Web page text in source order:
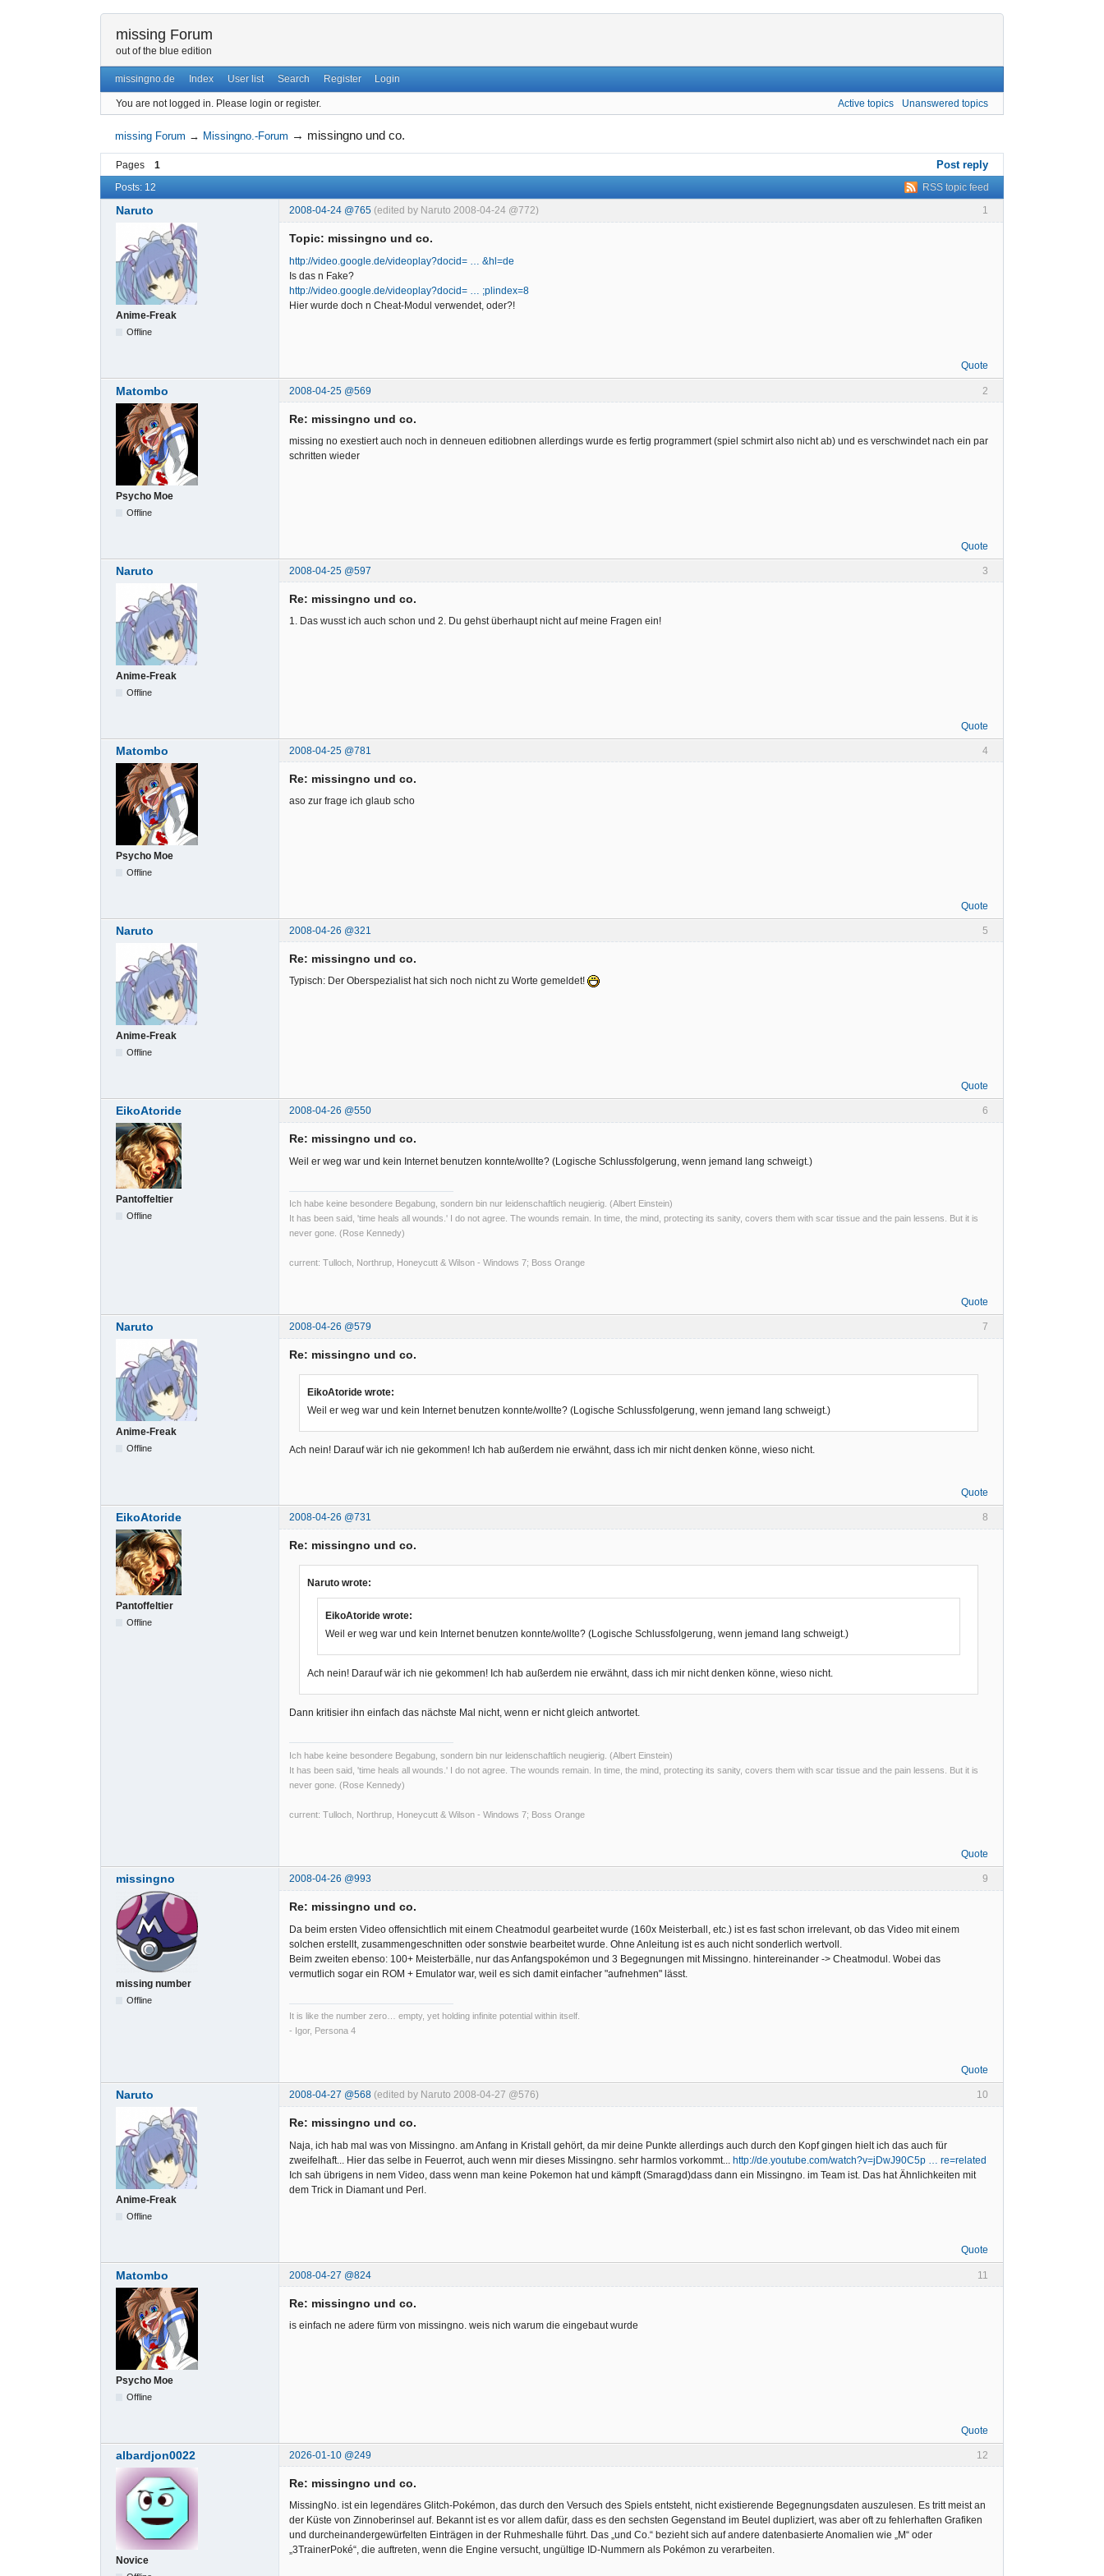
missing Forum
out of the blue edition
missingno.de Index User list Search Register Login
You are not logged in. Please login or register. Active topics Unanswered topics
missing Forum → Missingno.-Forum → missingno und co.
Pages 1 Post reply
RSS topic feed
Posts: 12
1
Naruto 2008-04-24 @765 (edited by Naruto 2008-04-24 @772)
Anime-Freak
Offline
Topic: missingno und co.
http://video.google.de/videoplay?docid= … &hl=de
Is das n Fake?
http://video.google.de/videoplay?docid= … ;plindex=8
Hier wurde doch n Cheat-Modul verwendet, oder?!
Quote
2
Matombo 2008-04-25 @569
Psycho Moe
Offline
Re: missingno und co.
missing no exestiert auch noch in denneuen editiobnen allerdings wurde es fertig programmert (spiel schmirt also nicht ab) und es verschwindet nach ein par
schritten wieder
Quote
3
Naruto 2008-04-25 @597
Anime-Freak
Offline
Re: missingno und co.
1. Das wusst ich auch schon und 2. Du gehst überhaupt nicht auf meine Fragen ein!
Quote
4
Matombo 2008-04-25 @781
Psycho Moe
Offline
Re: missingno und co.
aso zur frage ich glaub scho
Quote
5
Naruto 2008-04-26 @321
Anime-Freak
Offline
Re: missingno und co.
Typisch: Der Oberspezialist hat sich noch nicht zu Worte gemeldet!
Quote
6
EikoAtoride 2008-04-26 @550
Pantoffeltier
Offline
Re: missingno und co.
Weil er weg war und kein Internet benutzen konnte/wollte? (Logische Schlussfolgerung, wenn jemand lang schweigt.)
Ich habe keine besondere Begabung, sondern bin nur leidenschaftlich neugierig. (Albert Einstein)
It has been said, 'time heals all wounds.' I do not agree. The wounds remain. In time, the mind, protecting its sanity, covers them with scar tissue and the pain lessens. But it is
never gone. (Rose Kennedy)
current: Tulloch, Northrup, Honeycutt & Wilson - Windows 7; Boss Orange
Quote
7
Naruto 2008-04-26 @579
Anime-Freak
Offline
Re: missingno und co.
EikoAtoride wrote:
Weil er weg war und kein Internet benutzen konnte/wollte? (Logische Schlussfolgerung, wenn jemand lang schweigt.)
Ach nein! Darauf wär ich nie gekommen! Ich hab außerdem nie erwähnt, dass ich mir nicht denken könne, wieso nicht.
Quote
8
EikoAtoride 2008-04-26 @731
Pantoffeltier
Offline
Re: missingno und co.
Naruto wrote:
EikoAtoride wrote:
Weil er weg war und kein Internet benutzen konnte/wollte? (Logische Schlussfolgerung, wenn jemand lang schweigt.)
Ach nein! Darauf wär ich nie gekommen! Ich hab außerdem nie erwähnt, dass ich mir nicht denken könne, wieso nicht.
Dann kritisier ihn einfach das nächste Mal nicht, wenn er nicht gleich antwortet.
Ich habe keine besondere Begabung, sondern bin nur leidenschaftlich neugierig. (Albert Einstein)
It has been said, 'time heals all wounds.' I do not agree. The wounds remain. In time, the mind, protecting its sanity, covers them with scar tissue and the pain lessens. But it is
never gone. (Rose Kennedy)
current: Tulloch, Northrup, Honeycutt & Wilson - Windows 7; Boss Orange
Quote
9
missingno 2008-04-26 @993
missing number
Offline
Re: missingno und co.
Da beim ersten Video offensichtlich mit einem Cheatmodul gearbeitet wurde (160x Meisterball, etc.) ist es fast schon irrelevant, ob das Video mit einem
solchen erstellt, zusammengeschnitten oder sonstwie bearbeitet wurde. Ohne Anleitung ist es auch nicht sonderlich wertvoll.
Beim zweiten ebenso: 100+ Meisterbälle, nur das Anfangspokémon und 3 Begegnungen mit Missingno. hintereinander -> Cheatmodul. Wobei das
vermutlich sogar ein ROM + Emulator war, weil es sich damit einfacher "aufnehmen" lässt.
It is like the number zero… empty, yet holding infinite potential within itself.
- Igor, Persona 4
Quote
10
Naruto 2008-04-27 @568 (edited by Naruto 2008-04-27 @576)
Anime-Freak
Offline
Re: missingno und co.
Naja, ich hab mal was von Missingno. am Anfang in Kristall gehört, da mir deine Punkte allerdings auch durch den Kopf gingen hielt ich das auch für
zweifelhaft... Hier das selbe in Feuerrot, auch wenn mir dieses Missingno. sehr harmlos vorkommt... http://de.youtube.com/watch?v=jDwJ90C5p … re=related
Ich sah übrigens in nem Video, dass wenn man keine Pokemon hat und kämpft (Smaragd)dass dann ein Missingno. im Team ist. Das hat Ähnlichkeiten mit
dem Trick in Diamant und Perl.
Quote
11
Matombo 2008-04-27 @824
Psycho Moe
Offline
Re: missingno und co.
is einfach ne adere fürm von missingno. weis nich warum die eingebaut wurde
Quote
12
albardjon0022 2026-01-10 @249
Novice
Re: missingno und co.
MissingNo. ist ein legendäres Glitch-Pokémon, das durch den Versuch des Spiels entsteht, nicht existierende Begegnungsdaten auszulesen. Es tritt meist an
der Küste von Zinnoberinsel auf. Bekannt ist es vor allem dafür, dass es den sechsten Gegenstand im Beutel dupliziert, was aber oft zu fehlerhaften Grafiken
und durcheinandergewürfelten Einträgen in der Ruhmeshalle führt. Das „und Co.“ bezieht sich auf andere datenbasierte Anomalien wie „M“ oder
„3TrainerPoké“, die auftreten, wenn die Engine versucht, ungültige ID-Nummern als Pokémon zu verarbeiten.